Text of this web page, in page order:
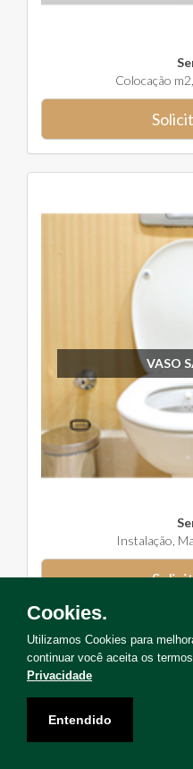
Colocação
VASO
Instalação,
Solicite uma visita para
Cookies.
Utilizamos Cookies para
continuar você aceita os
Privacidade
Entendido